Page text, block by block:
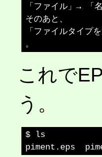
「ファイル」→ 「
そのあと、
「ファイルタイプ
これで
う。
$ ls